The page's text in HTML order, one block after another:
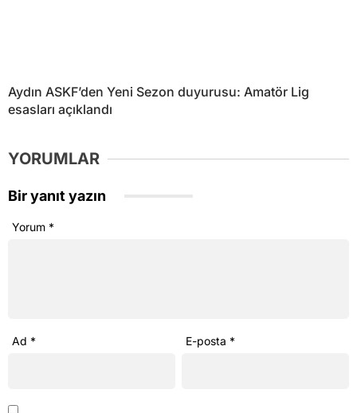
Aydın ASKF’den Yeni Sezon duyurusu: Amatör Lig
esasları açıklandı
YORUMLAR
Bir yanıt yazın
Yorum *
Ad * E-posta *